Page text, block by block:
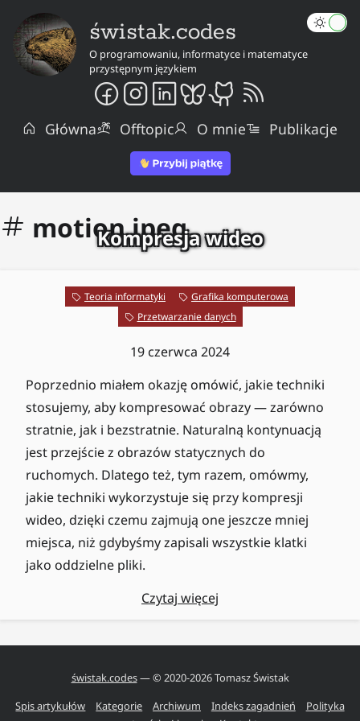
świstak.codes
O programowaniu, informatyce i matematyce
przystępnym językiem
Główna Offtopic O mnie Publikacje
motion jpeg
Kompresja wideo
Teoria informatyki
Grafika komputerowa
Przetwarzanie danych
19 czerwca 2024
Poprzednio miałem okazję omówić, jakie techniki
stosujemy, aby kompresować obrazy — zarówno
stratnie, jak i bezstratnie. Naturalną kontynuacją
jest przejście z obrazów statycznych do
ruchomych. Dlatego też, tym razem, omówmy,
jakie techniki wykorzystuje się przy kompresji
wideo, dzięki czemu zajmują one jeszcze mniej
miejsca, niż gdybyśmy zapisali wszystkie klatki
jako oddzielne pliki.
Czytaj więcej
świstak.codes— © 2020-2026Tomasz Świstak
Spis artykułów
Kategorie Archiwum Indeks zagadnień
Polityka